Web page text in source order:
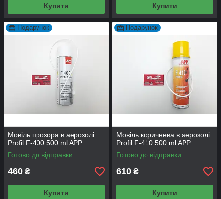
Купити Купити
Подарунок
Мовіль прозора в аерозолі
Profil F-400 500 ml APP
Готово до відправки
460 ₴
Купити
Подарунок
Мовіль коричнева в аерозолі
Profil F-410 500 ml APP
Готово до відправки
610 ₴
Купити